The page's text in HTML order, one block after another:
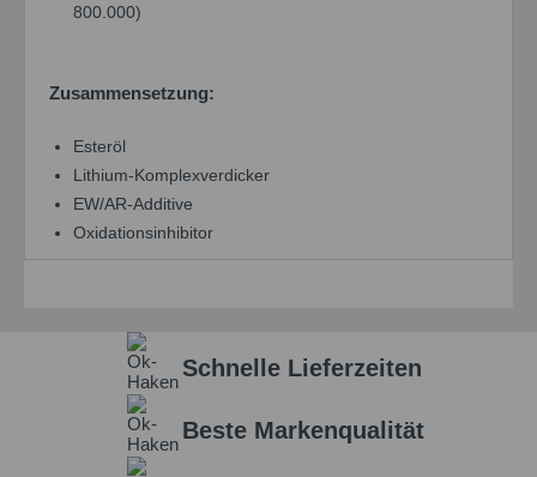
800.000)
Zusammensetzung:
Esteröl
Lithium-Komplexverdicker
EW/AR-Additive
Oxidationsinhibitor
Schnelle Lieferzeiten
Beste Markenqualität